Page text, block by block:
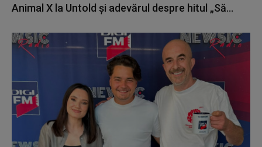
Animal X la Untold și adevărul despre hitul „Să...